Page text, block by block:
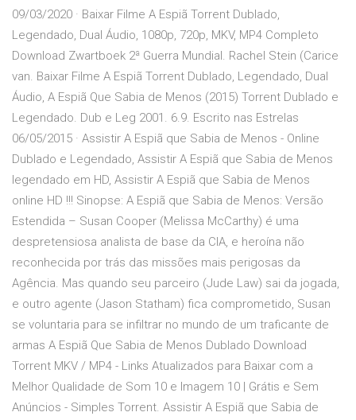
09/03/2020 · Baixar Filme A Espiã Torrent Dublado,
Legendado, Dual Áudio, 1080p, 720p, MKV, MP4 Completo
Download Zwartboek 2ª Guerra Mundial. Rachel Stein (Carice
van. Baixar Filme A Espiã Torrent Dublado, Legendado, Dual
Áudio, A Espiã Que Sabia de Menos (2015) Torrent Dublado e
Legendado. Dub e Leg 2001. 6.9. Escrito nas Estrelas
06/05/2015 · Assistir A Espiã que Sabia de Menos - Online
Dublado e Legendado, Assistir A Espiã que Sabia de Menos
legendado em HD, Assistir A Espiã que Sabia de Menos
online HD !!! Sinopse: A Espiã que Sabia de Menos: Versão
Estendida – Susan Cooper (Melissa McCarthy) é uma
despretensiosa analista de base da CIA, e heroína não
reconhecida por trás das missões mais perigosas da
Agência. Mas quando seu parceiro (Jude Law) sai da jogada,
e outro agente (Jason Statham) fica comprometido, Susan
se voluntaria para se infiltrar no mundo de um traficante de
armas A Espiã Que Sabia de Menos Dublado Download
Torrent MKV / MP4 - Links Atualizados para Baixar com a
Melhor Qualidade de Som 10 e Imagem 10 | Grátis e Sem
Anúncios - Simples Torrent. Assistir A Espiã que Sabia de